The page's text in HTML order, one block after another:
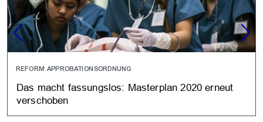
REFORM APPROBATIONSORDNUNG
Das macht fassungslos: Masterplan 2020 erneut
verschoben